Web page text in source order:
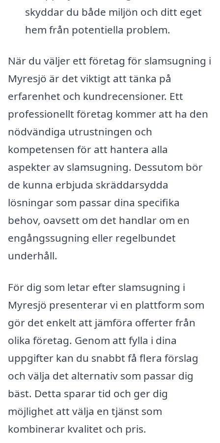
skyddar du både miljön och ditt eget
hem från potentiella problem.
När du väljer ett företag för slamsugning i
Myresjö är det viktigt att tänka på
erfarenhet och kundrecensioner. Ett
professionellt företag kommer att ha den
nödvändiga utrustningen och
kompetensen för att hantera alla
aspekter av slamsugning. Dessutom bör
de kunna erbjuda skräddarsydda
lösningar som passar dina specifika
behov, oavsett om det handlar om en
engångssugning eller regelbundet
underhåll.
För dig som letar efter slamsugning i
Myresjö presenterar vi en plattform som
gör det enkelt att jämföra offerter från
olika företag. Genom att fylla i dina
uppgifter kan du snabbt få flera förslag
och välja det alternativ som passar dig
bäst. Detta sparar tid och ger dig
möjlighet att välja en tjänst som
kombinerar kvalitet och pris.